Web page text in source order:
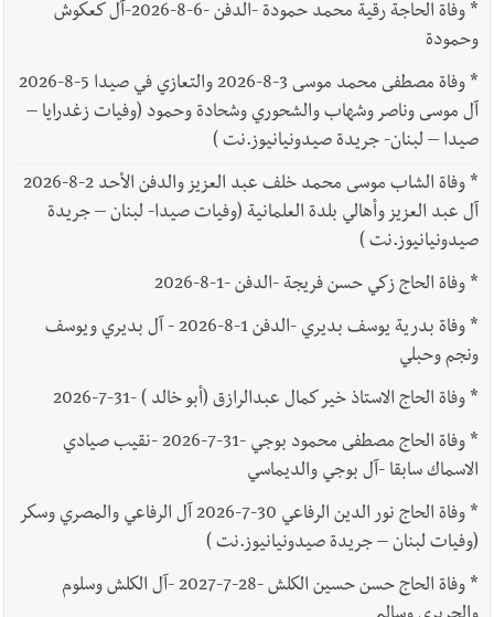
*
وفاة الحاجة رقية محمد حمودة -الدفن -6-8-2026-آل كعكوش
وحمودة
*
وفاة مصطفى محمد موسى 3-8-2026 والتعازي في صيدا 5-8-2026
آل موسى وناصر وشهاب والشحوري وشحادة وحمود (وفيات زغدرايا –
صيدا – لبنان- جريدة صيدونيانيوز.نت )
*
وفاة الشاب موسى محمد خلف عبد العزيز والدفن الأحد 2-8-2026
آل عبد العزيز وأهالي بلدة العلمانية (وفيات صيدا- لبنان – جريدة
صيدونيانيوز.نت )
*وفاة الحاج زكي حسن فريجة -الدفن -1-8-2026
*
وفاة بدرية يوسف بديري -الدفن 1-8-2026 - آل بديري ويوسف
ونجم وحبلي
*وفاة الحاج الاستاذ خير كمال عبدالرازق (أبو خالد ) -31-7-2026
*
وفاة الحاج مصطفى محمود بوجي -31-7-2026 -نقيب صيادي
الاسماك سابقا -آل بوجي والديماسي
*
وفاة الحاج نور الدين الرفاعي 30-7-2026 آل الرفاعي والمصري وسكر
(وفيات لبنان – جريدة صيدونيانيوز.نت )
*
وفاة الحاج حسن حسين الكلش -28-7-2027 -آل الكلش وسلوم